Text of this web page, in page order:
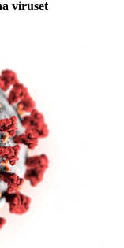
viruset